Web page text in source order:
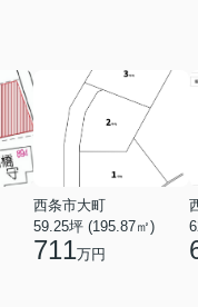
西条市大町
59.25坪 (195.87㎡)
711万円